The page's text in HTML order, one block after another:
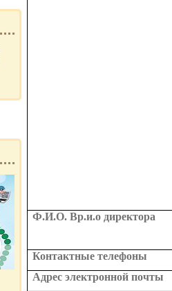
Ф.И.О. Вр.и.о директора
Контактные телефоны
Адрес электронной почты